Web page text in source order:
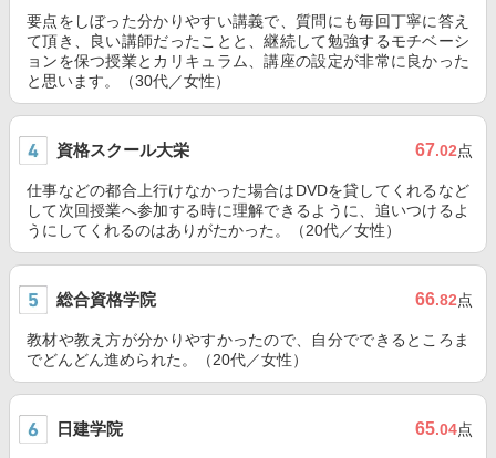
要点をしぼった分かりやすい講義で、質問にも毎回丁寧に答え
て頂き、良い講師だったことと、継続して勉強するモチベーシ
ョンを保つ授業とカリキュラム、講座の設定が非常に良かった
と思います。（30代／女性）
資格スクール大栄 67.02点
仕事などの都合上行けなかった場合はDVDを貸してくれるなど
して次回授業へ参加する時に理解できるように、追いつけるよ
うにしてくれるのはありがたかった。（20代／女性）
総合資格学院 66.82点
教材や教え方が分かりやすかったので、自分でできるところま
でどんどん進められた。（20代／女性）
日建学院 65.04点